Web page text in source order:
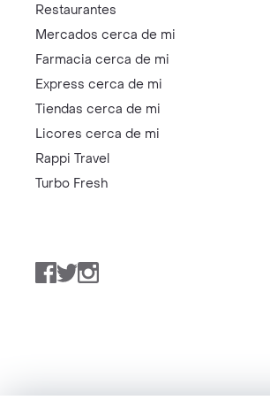
Restaurantes
Mercados cerca de mi
Farmacia cerca de mi
Express cerca de mi
Tiendas cerca de mi
Licores cerca de mi
Rappi Travel
Turbo Fresh
Facebook
TwitterInstagram